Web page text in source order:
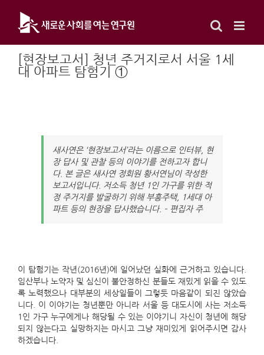
content
[현장보고서] 청년 주거지로서 서울 1세
대 아파트 탐험기 ①
새사연은 ‘현장보고서’라는 이름으로 인터뷰, 현
장 답사 및 관찰 등의 이야기를 전하고자 합니
다. 본 글은 새사연 정회원 황서연님이 작성한
보고서입니다. 저소득 청년 1인 가구를 위한 적
정 주거지를 발굴하기 위해 부흥주택, 1세대 아
파트 등의 현장을 답사했습니다. – 편집자 주
이 탐험기는 작년(2016년)에 일어났던 실화에 근거하고 있습니다.
임산부나 노약자 및 심신이 불안정하신 분들도 재밌게 읽을 수 있도
록 노력했으나 대부분의 세상일들이 그렇듯 마음같이 되진 않았습
니다. 이 이야기는 청년뿐만 아니라 서울 등 대도시에 사는 저소득
1인 가구 누구에게나 해당될 수 있는 이야기니 자신이 청년에 해당
되지 않는다고 실망하지는 마시고 그냥 재미있게 읽어주시면 감사
하겠습니다.